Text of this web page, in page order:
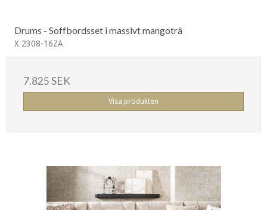
Drums - Soffbordsset i massivt mangoträ
X 2308-16ZA
7.825 SEK
Visa produkten